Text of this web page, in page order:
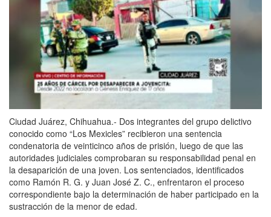
Ciudad Juárez, Chihuahua.- Dos integrantes del grupo delictivo
conocido como “Los Mexicles” recibieron una sentencia
condenatoria de veinticinco años de prisión, luego de que las
autoridades judiciales comprobaran su responsabilidad penal en
la desaparición de una joven. Los sentenciados, identificados
como Ramón R. G. y Juan José Z. C., enfrentaron el proceso
correspondiente bajo la determinación de haber participado en la
sustracción de la menor de edad.